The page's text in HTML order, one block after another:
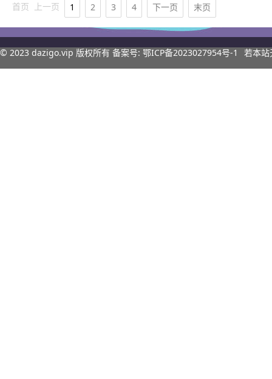
首页 上一页 1 2 3 4 下一页 末页
© 2023 dazigo.vip 版权所有 备案号: 鄂ICP备2023027954号-1 若本